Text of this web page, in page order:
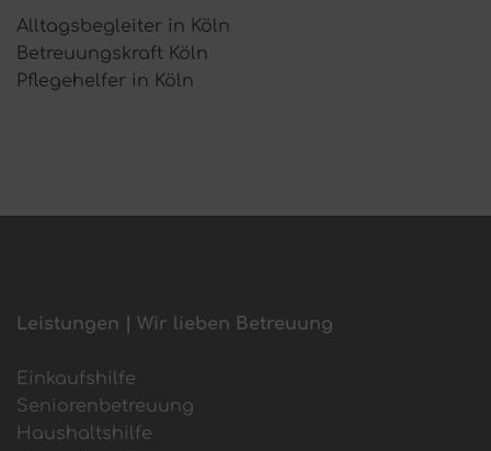
Alltagsbegleiter in Köln
Betreuungskraft Köln
Pflegehelfer in Köln
Leistungen | Wir lieben Betreuung
Einkaufshilfe
Seniorenbetreuung
Haushaltshilfe